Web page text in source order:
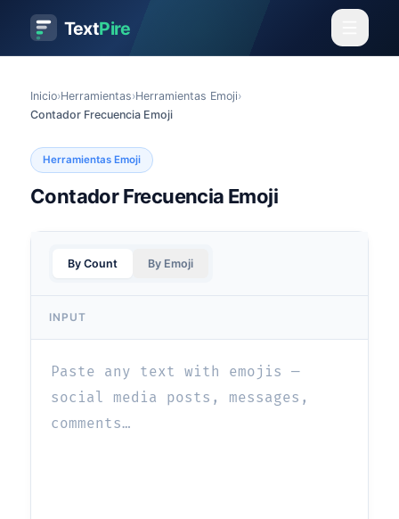
TextPire
Inicio›Herramientas›Herramientas Emoji›
Contador Frecuencia Emoji
Herramientas Emoji
Contador Frecuencia Emoji
By Count By Emoji
INPUT